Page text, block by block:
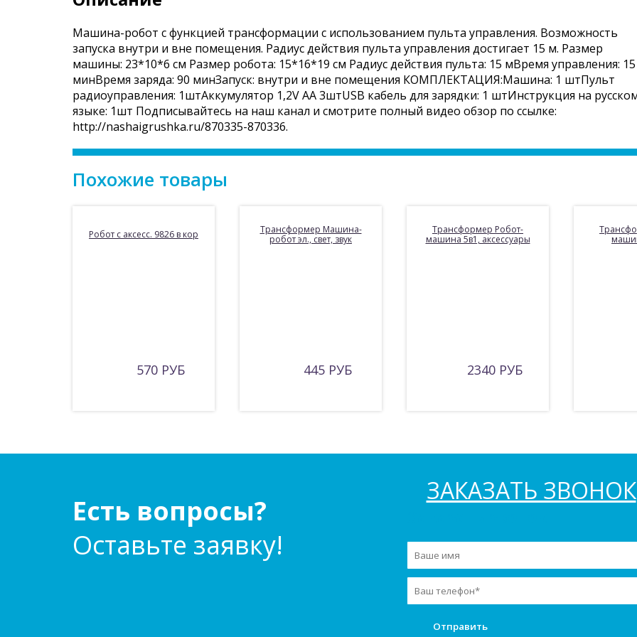
Машина-робот с функцией трансформации с использованием пульта управления. Возможность
запуска внутри и вне помещения. Радиус действия пульта управления достигает 15 м. Размер
машины: 23*10*6 см Размер робота: 15*16*19 см Радиус действия пульта: 15 мВремя управления: 15
минВремя заряда: 90 минЗапуск: внутри и вне помещения КОМПЛЕКТАЦИЯ:Машина: 1 штПульт
радиоуправления: 1штАккумулятор 1,2V АА 3штUSB кабель для зарядки: 1 штИнструкция на
языке: 1шт Подписывайтесь на наш канал и смотрите полный видео обзор по ссылке:
http://nashaigrushka.ru/870335-870336.
Похожие товары
Робот с аксесс. 9826 в кор
570 РУБ
Трансформер Машина-
робот эл., свет, звук
445 РУБ
Трансформер Робот-
машина 5в1, аксессуары
2340 РУБ
Есть вопросы?
Оставьте заявку!
ЗАКАЗАТЬ ЗВОНОК